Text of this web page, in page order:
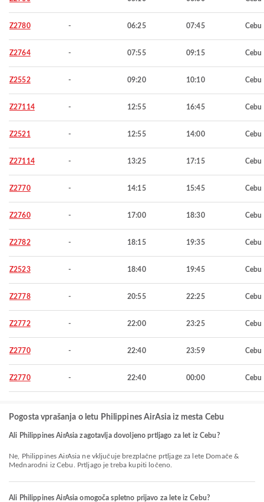
Z2780 - 06:25 07:45 Cebu
Z2764 - 07:55 09:15 Cebu
Z2552 - 09:20 10:10 Cebu
Z27114 - 12:55 16:45 Cebu
Z2521 - 12:55 14:00 Cebu
Z27114 - 13:25 17:15 Cebu
Z2770 - 14:15 15:45 Cebu
Z2760 - 17:00 18:30 Cebu
Z2782 - 18:15 19:35 Cebu
Z2523 - 18:40 19:45 Cebu
Z2778 - 20:55 22:25 Cebu
Z2772 - 22:00 23:25 Cebu
Z2770 - 22:40 23:59 Cebu
Z2770 - 22:40 00:00 Cebu
Pogosta vprašanja o letu Philippines AirAsia iz mesta Cebu
Ali Philippines AirAsia zagotavlja dovoljeno prtljago za let iz Cebu?
Ne, Philippines AirAsia ne vključuje brezplačne prtljage za lete Domače &
Mednarodni iz Cebu. Prtljago je treba kupiti ločeno.
Ali Philippines AirAsia omogoča spletno prijavo za lete iz Cebu?